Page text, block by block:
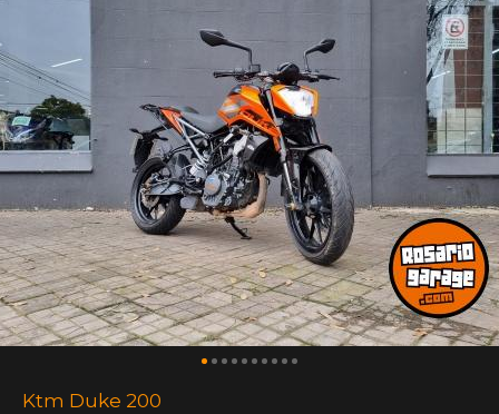
Ktm Duke 200